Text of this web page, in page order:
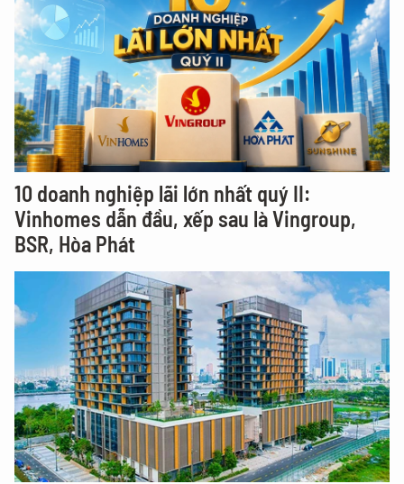
10 doanh nghiệp lãi lớn nhất quý II:
Vinhomes dẫn đầu, xếp sau là Vingroup,
BSR, Hòa Phát